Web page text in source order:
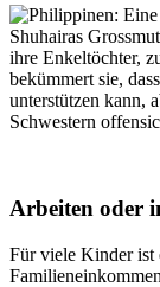
Shuhairas
ihre Enkeltöchter,
bekümmert sie,
unterstützen kann,
Schwestern
Arbeiten oder
Für viele Kinder ist